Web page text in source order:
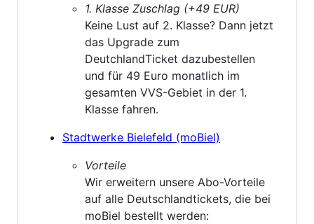
1. Klasse Zuschlag (+49 EUR)
Keine Lust auf 2. Klasse? Dann jetzt
das Upgrade zum
DeutchlandTicket dazubestellen
und für 49 Euro monatlich im
gesamten VVS-Gebiet in der 1.
Klasse fahren.
Stadtwerke Bielefeld (moBiel)
Vorteile
Wir erweitern unsere Abo-Vorteile
auf alle Deutschlandtickets, die bei
moBiel bestellt werden: